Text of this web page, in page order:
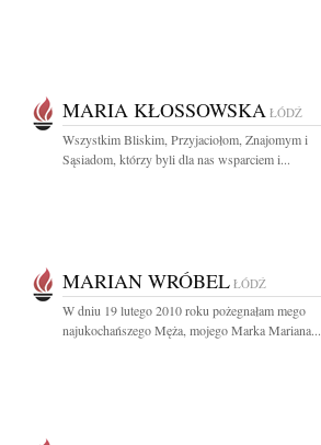
MARIA KŁOSSOWSKA ŁÓDŹ
Wszystkim Bliskim, Przyjaciołom, Znajomym i
Sąsiadom, którzy byli dla nas wsparciem i...
MARIAN WRÓBEL ŁÓDŹ
W dniu 19 lutego 2010 roku pożegnałam mego
najukochańszego Męża, mojego Marka Mariana...